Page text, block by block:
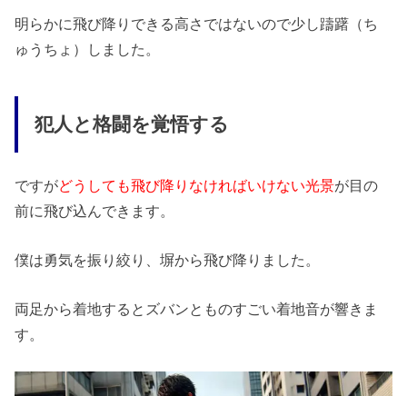
明らかに飛び降りできる高さではないので少し躊躇（ち
ゅうちょ）しました。
犯人と格闘を覚悟する
ですがどうしても飛び降りなければいけない光景が目の
前に飛び込んできます。
僕は勇気を振り絞り、塀から飛び降りました。
両足から着地するとズバンとものすごい着地音が響きま
す。